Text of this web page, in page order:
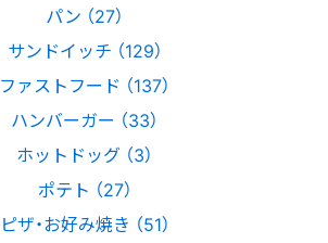
パン （27）
サンドイッチ （129）
ファストフード （137）
ハンバーガー （33）
ホットドッグ （3）
ポテト （27）
ピザ・お好み焼き （51）